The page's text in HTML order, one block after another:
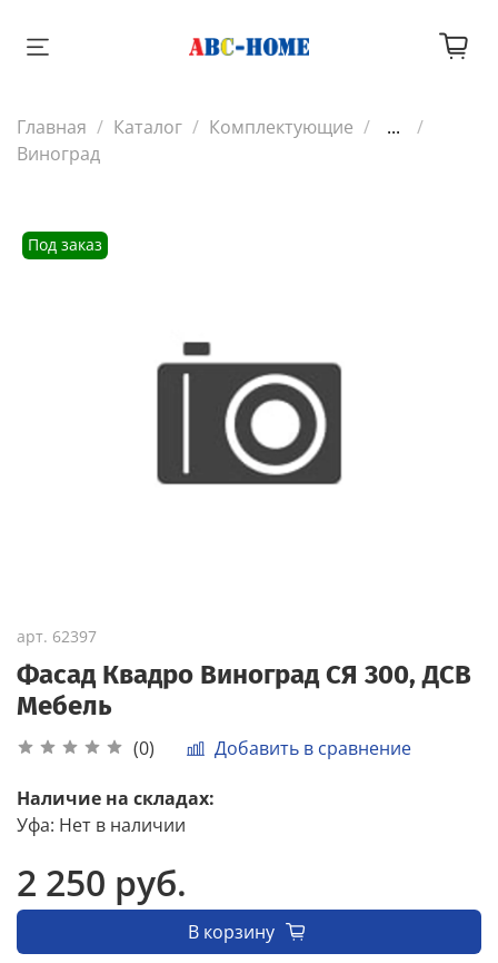
Главная Каталог Комплектующие
...
Виноград
Под заказ
арт. 62397
Фасад Квадро Виноград СЯ 300, ДСВ
Мебель
(0) Добавить в сравнение
Наличие на складах:
Уфа: Нет в наличии
2 250 руб.
В корзину